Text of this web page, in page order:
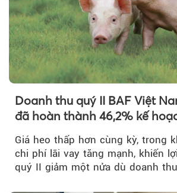
Doanh thu quý II BAF Việt
đã hoàn thành 46,2% kế
Giá heo thấp hơn cùng kỳ, trong
chi phí lãi vay tăng mạnh, khiến
quý II giảm một nửa dù doanh